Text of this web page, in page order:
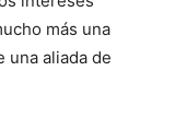
más una
una aliada de